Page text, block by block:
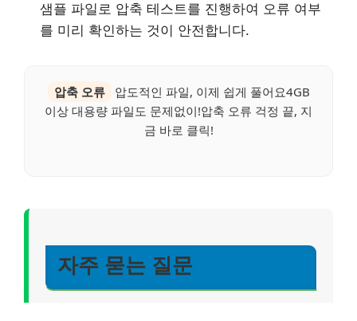
샘플 파일로 압축 테스트를 진행하여 오류 여부
를 미리 확인하는 것이 안전합니다.
압축 오류
압도적인 파일, 이제 쉽게 풀어요4GB
이상 대용량 파일도 문제없이!압축 오류 걱정 끝, 지
금 바로 클릭!
자주 묻는 질문